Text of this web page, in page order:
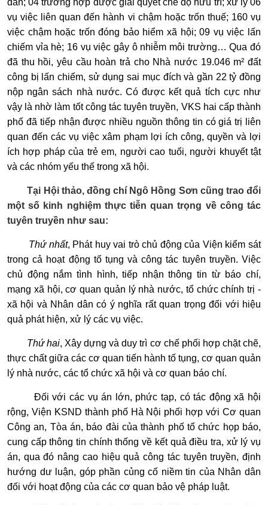
vụ việc liên quan đến hành vi chậm hoặc trốn thuế; 160 vụ
việc chậm hoặc trốn đóng bảo hiểm xã hội; 09 vụ việc lấn
chiếm vỉa hè; 16 vụ việc gây ô nhiễm môi trường… Qua đó
đã thu hồi, yêu cầu hoàn trả cho Nhà nước 19.046 m² đất
công bị lấn chiếm, sử dụng sai mục đích và gần 22 tỷ đồng
nộp ngân sách nhà nước. Có được kết quả tích cực như
vậy là nhờ làm tốt công tác tuyên truyền, VKS hai cấp thành
phố đã tiếp nhận được nhiều nguồn thông tin có giá trị liên
quan đến các vụ việc xâm phạm lợi ích công, quyền và lợi
ích hợp pháp của trẻ em, người cao tuổi, người khuyết tật
và các nhóm yếu thế trong xã hội.
Tại Hội thảo, đồng chí Ngô Hồng Sơn cũng trao đổi
một số kinh nghiệm thực tiễn quan trọng về công tác
tuyên truyền như sau:
Thứ nhất, Phát huy vai trò chủ động của Viện kiểm sát
trong cả hoạt động tố tụng và công tác tuyên truyền. Việc
chủ động nắm tình hình, tiếp nhận thông tin từ báo chí,
mạng xã hội, cơ quan quản lý nhà nước, tổ chức chính trị -
xã hội và Nhân dân có ý nghĩa rất quan trọng đối với hiệu
quả phát hiện, xử lý các vụ việc.
Thứ hai, Xây dựng và duy trì cơ chế phối hợp chặt chẽ,
thực chất giữa các cơ quan tiến hành tố tụng, cơ quan quản
lý nhà nước, các tổ chức xã hội và cơ quan báo chí.
Đối với các vụ án lớn, phức tạp, có tác động xã hội
rộng, Viện KSND thành phố Hà Nội phối hợp với Cơ quan
Công an, Tòa án, báo đài của thành phố tổ chức họp báo,
cung cấp thông tin chính thống về kết quả điều tra, xử lý vụ
án, qua đó nâng cao hiệu quả công tác tuyên truyền, định
hướng dư luận, góp phần củng cố niềm tin của Nhân dân
đối với hoạt động của các cơ quan bảo vệ pháp luật.